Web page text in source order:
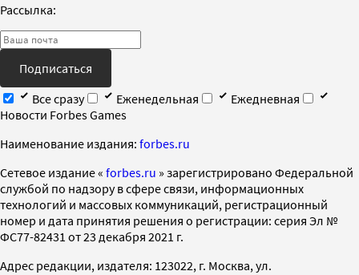
Рассылка:
Подписаться
Все сразу
Еженедельная
Ежедневная
Новости Forbes Games
Наименование издания: forbes.ru
Cетевое издание « forbes.ru » зарегистрировано Федеральной
службой по надзору в сфере связи, информационных
технологий и массовых коммуникаций, регистрационный
номер и дата принятия решения о регистрации: серия Эл №
ФС77-82431 от 23 декабря 2021 г.
Адрес редакции, издателя: 123022, г. Москва, ул.